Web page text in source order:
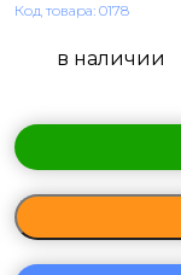
Код товара: 0178
в наличии